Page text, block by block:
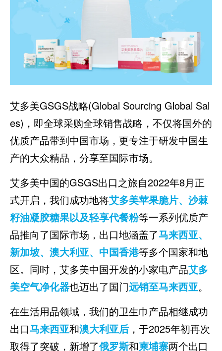
艾多美GSGS战略(Global Sourcing Global Sal
es)，即全球采购全球销售战略，不仅将国外的
优质产品带到中国市场，更专注于研发中国生
产的大众精品，分享至国际市场。
艾多美中国的GSGS出口之旅自2022年8月正
式开启，我们成功地将艾多美苹果脆片、沙棘
籽油凝胶糖果以及轻享代餐粉等一系列优质产
品推向了国际市场，出口地涵盖了马来西亚、
新加坡、澳大利亚、中国香港等多个国家和地
区。同时，艾多美中国开发的小家电产品艾多
美空气净化器也迈出了国门远销至马来西亚。
在生活用品领域，我们的卫生巾产品相继成功
出口马来西亚和澳大利亚后 ，于2025年初再次
取得了突破，新增了俄罗斯和柬埔寨两个出口